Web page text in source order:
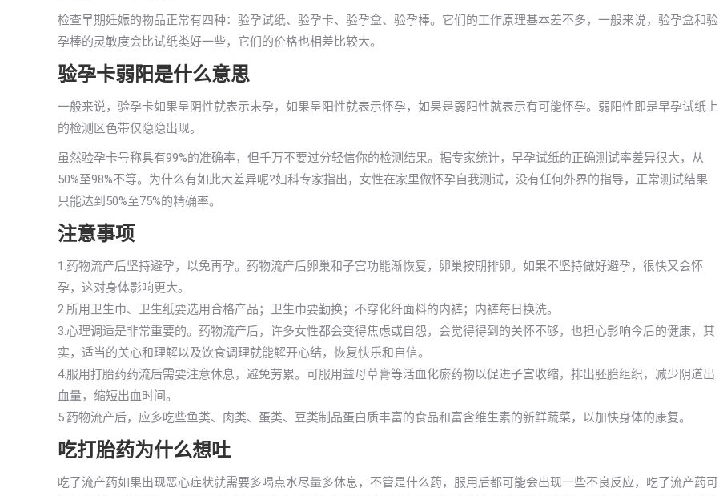
检查早期妊娠的物品正常有四种：验孕试纸、验孕卡、验孕盒、验孕棒。它们的工作原理基本差不多，一般来说，验孕盒和验
孕棒的灵敏度会比试纸类好一些，它们的价格也相差比较大。
验孕卡弱阳是什么意思
一般来说，验孕卡如果呈阴性就表示未孕，如果呈阳性就表示怀孕，如果是弱阳性就表示有可能怀孕。弱阳性即是早孕试纸上
的检测区色带仅隐隐出现。
虽然验孕卡号称具有99%的准确率，但千万不要过分轻信你的检测结果。据专家统计，早孕试纸的正确测试率差异很大，从
50%至98%不等。为什么有如此大差异呢?妇科专家指出，女性在家里做怀孕自我测试，没有任何外界的指导，正常测试结果
只能达到50%至75%的精确率。
注意事项
1.药物流产后坚持避孕，以免再孕。药物流产后卵巢和子宫功能渐恢复，卵巢按期排卵。如果不坚持做好避孕，很快又会怀
孕，这对身体影响更大。
2.所用卫生巾、卫生纸要选用合格产品；卫生巾要勤换；不穿化纤面料的内裤；内裤每日换洗。
3.心理调适是非常重要的。药物流产后，许多女性都会变得焦虑或自怨，会觉得得到的关怀不够，也担心影响今后的健康，其
实，适当的关心和理解以及饮食调理就能解开心结，恢复快乐和自信。
4.服用打胎药药流后需要注意休息，避免劳累。可服用益母草膏等活血化瘀药物以促进子宫收缩，排出胚胎组织，减少阴道出
血量，缩短出血时间。
5.药物流产后，应多吃些鱼类、肉类、蛋类、豆类制品蛋白质丰富的食品和富含维生素的新鲜蔬菜，以加快身体的康复。
吃打胎药为什么想吐
吃了流产药如果出现恶心症状就需要多喝点水尽量多休息，不管是什么药，服用后都可能会出现一些不良反应，吃了流产药可